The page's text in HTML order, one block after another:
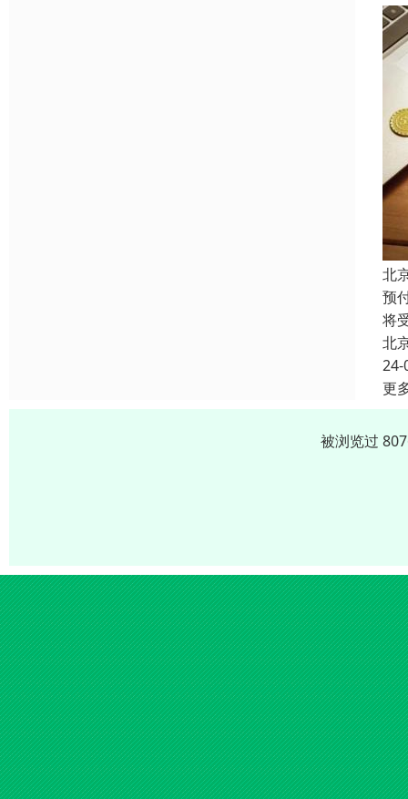
北
预
将
北
24-
更
被浏览过